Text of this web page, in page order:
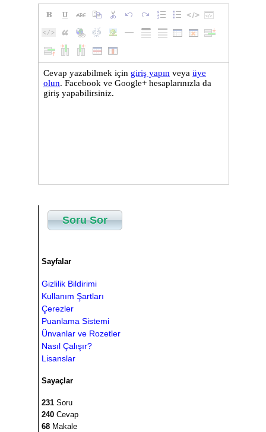
Soru Sor
Sayfalar
Gizlilik Bildirimi
Kullanım Şartları
Çerezler
Puanlama Sistemi
Ünvanlar ve Rozetler
Nasıl Çalışır?
Lisanslar
Sayaçlar
231 Soru
240 Cevap
68 Makale